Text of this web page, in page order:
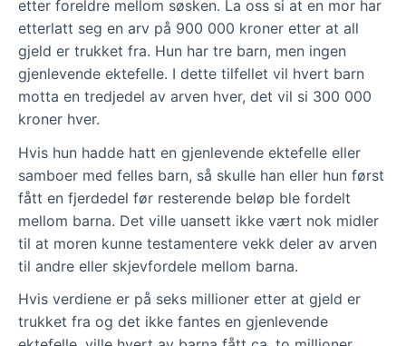
etter foreldre mellom søsken. La oss si at en mor har
etterlatt seg en arv på 900 000 kroner etter at all
gjeld er trukket fra. Hun har tre barn, men ingen
gjenlevende ektefelle. I dette tilfellet vil hvert barn
motta en tredjedel av arven hver, det vil si 300 000
kroner hver.
Hvis hun hadde hatt en gjenlevende ektefelle eller
samboer med felles barn, så skulle han eller hun først
fått en fjerdedel før resterende beløp ble fordelt
mellom barna. Det ville uansett ikke vært nok midler
til at moren kunne testamentere vekk deler av arven
til andre eller skjevfordele mellom barna.
Hvis verdiene er på seks millioner etter at gjeld er
trukket fra og det ikke fantes en gjenlevende